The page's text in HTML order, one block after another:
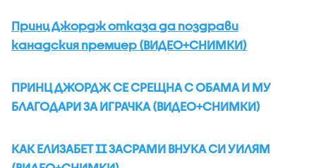
Принц Джордж отказа да поздрави
канадския премиер (ВИДЕО+СНИМКИ)
ПРИНЦ ДЖОРДЖ СЕ СРЕЩНА С ОБАМА И МУ
БЛАГОДАРИ ЗА ИГРАЧКА (ВИДЕО+СНИМКИ)
КАК ЕЛИЗАБЕТ II ЗАСРАМИ ВНУКА СИ УИЛЯМ